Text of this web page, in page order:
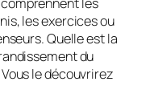
les
les exercices ou
Quelle est la
du
le découvrirez